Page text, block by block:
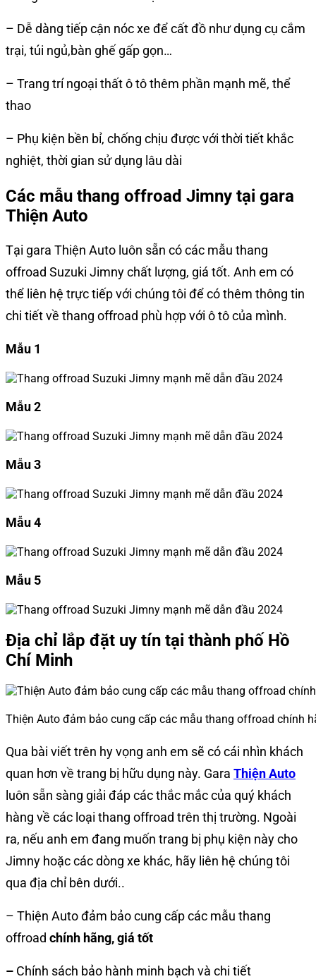
– Dễ dàng tiếp cận nóc xe để cất đồ như dụng cụ cắm
trại, túi ngủ,bàn ghế gấp gọn…
– Trang trí ngoại thất ô tô thêm phần mạnh mẽ, thể
thao
– Phụ kiện bền bỉ, chống chịu được với thời tiết khắc
nghiệt, thời gian sử dụng lâu dài
Các mẫu thang offroad Jimny tại gara
Thiện Auto
Tại gara Thiện Auto luôn sẵn có các mẫu thang
offroad Suzuki Jimny chất lượng, giá tốt. Anh em có
thể liên hệ trực tiếp với chúng tôi để có thêm thông tin
chi tiết về thang offroad phù hợp với ô tô của mình.
Mẫu 1
Mẫu 2
Mẫu 3
Mẫu 4
Mẫu 5
Địa chỉ lắp đặt uy tín tại thành phố Hồ
Chí Minh
Thiện Auto đảm bảo cung cấp các mẫu thang offroad chính
Qua bài viết trên hy vọng anh em sẽ có cái nhìn khách
quan hơn về trang bị hữu dụng này. Gara Thiện Auto
luôn sẵn sàng giải đáp các thắc mắc của quý khách
hàng về các loại thang offroad trên thị trường. Ngoài
ra, nếu anh em đang muốn trang bị phụ kiện này cho
Jimny hoặc các dòng xe khác, hãy liên hệ chúng tôi
qua địa chỉ bên dưới..
– Thiện Auto đảm bảo cung cấp các mẫu thang
offroad chính hãng, giá tốt
– Chính sách bảo hành minh bạch và chi tiết